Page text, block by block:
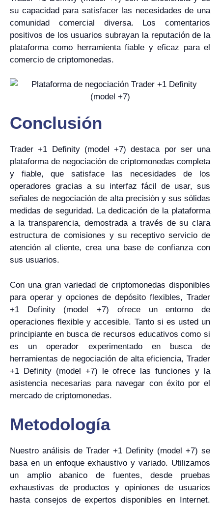
su capacidad para satisfacer las necesidades de una
comunidad comercial diversa. Los comentarios
positivos de los usuarios subrayan la reputación de la
plataforma como herramienta fiable y eficaz para el
comercio de criptomonedas.
Conclusión
Trader +1 Definity (model +7) destaca por ser una
plataforma de negociación de criptomonedas completa
y fiable, que satisface las necesidades de los
operadores gracias a su interfaz fácil de usar, sus
señales de negociación de alta precisión y sus sólidas
medidas de seguridad. La dedicación de la plataforma
a la transparencia, demostrada a través de su clara
estructura de comisiones y su receptivo servicio de
atención al cliente, crea una base de confianza con
sus usuarios.
Con una gran variedad de criptomonedas disponibles
para operar y opciones de depósito flexibles, Trader
+1 Definity (model +7) ofrece un entorno de
operaciones flexible y accesible. Tanto si es usted un
principiante en busca de recursos educativos como si
es un operador experimentado en busca de
herramientas de negociación de alta eficiencia, Trader
+1 Definity (model +7) le ofrece las funciones y la
asistencia necesarias para navegar con éxito por el
mercado de criptomonedas.
Metodología
Nuestro análisis de Trader +1 Definity (model +7) se
basa en un enfoque exhaustivo y variado. Utilizamos
un amplio abanico de fuentes, desde pruebas
exhaustivas de productos y opiniones de usuarios
hasta consejos de expertos disponibles en Internet.